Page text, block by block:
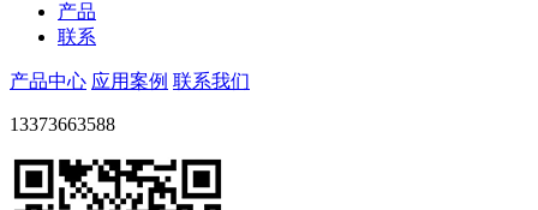
产品
联系
产品中心 应用案例 联系我们
13373663588